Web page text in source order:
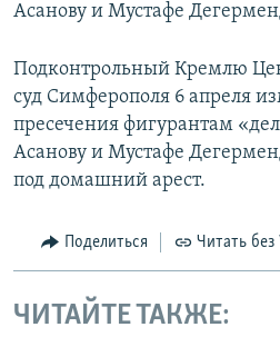
Асанову и Мустафе
Подконтрольный Кремлю
суд Симферополя 6 апреля
пресечения фигурантам
Асанову и Мустафе
под домашний арест.
Поделиться Читать без
ЧИТАЙТЕ ТАКЖЕ: